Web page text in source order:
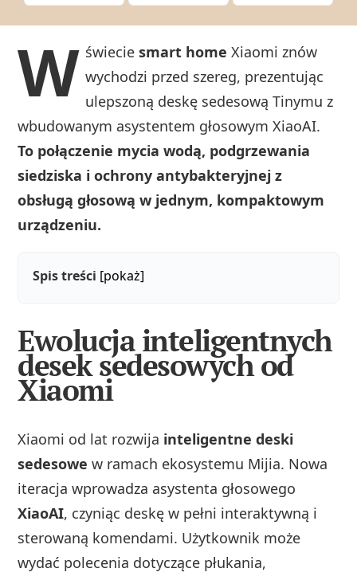
W świeciesmart home Xiaomi znów
wychodzi przed szereg, prezentując
ulepszoną deskę sedesową Tinymu z
wbudowanym asystentem głosowym XiaoAI.
To połączenie mycia wodą, podgrzewania
siedziska i ochrony antybakteryjnej z
obsługą głosową w jednym, kompaktowym
urządzeniu.
Spis treści [pokaż]
Ewolucja inteligentnych
desek sedesowych od
Xiaomi
Xiaomi od lat rozwija inteligentne deski
sedesowe w ramach ekosystemu Mijia. Nowa
iteracja wprowadza asystenta głosowego
XiaoAI, czyniąc deskę w pełni interaktywną i
sterowaną komendami. Użytkownik może
wydać polecenia dotyczące płukania,